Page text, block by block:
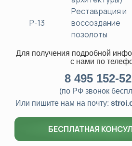
Р-13
Реставрация и
воссоздание
позолоты
Для получения подробной
с нами по
8 495 152-
(по РФ звонок
Или пишите нам на почту:
БЕСПЛАТНАЯ